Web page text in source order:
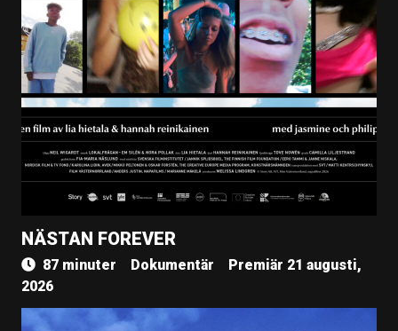
NÄSTAN FOREVER
87 minuter Dokumentär
Premiär 21 augusti,
2026